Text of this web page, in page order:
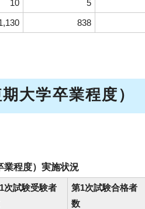
10 5
838
大学卒業程度）
業程度）実施状況
次試験受験者
第1次試験合格者
数